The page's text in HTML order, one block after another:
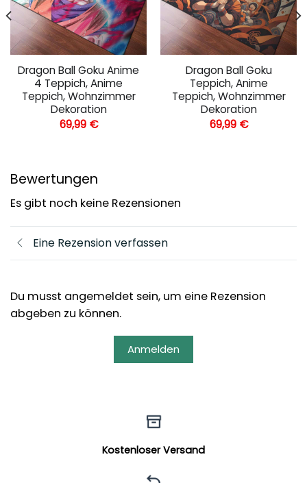
Dragon Ball Goku Anime
4 Teppich, Anime
Teppich, Wohnzimmer
Dekoration
69,99 €
Dragon Ball Goku
Teppich, Anime
Teppich, Wohnzimmer
Dekoration
69,99 €
Bewertungen
Es gibt noch keine Rezensionen
Eine Rezension verfassen
Du musst angemeldet sein, um eine Rezension
abgeben zu können.
Anmelden
Kostenloser Versand